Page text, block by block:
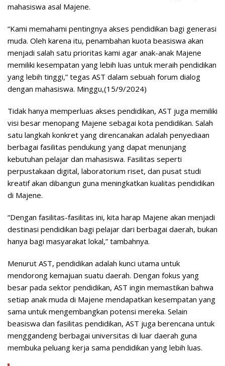
mahasiswa asal Majene.
“Kami memahami pentingnya akses pendidikan bagi generasi
muda. Oleh karena itu, penambahan kuota beasiswa akan
menjadi salah satu prioritas kami agar anak-anak Majene
memiliki kesempatan yang lebih luas untuk meraih pendidikan
yang lebih tinggi,” tegas AST dalam sebuah forum dialog
dengan mahasiswa. Minggu,(15/9/2024)
Tidak hanya memperluas akses pendidikan, AST juga memiliki
visi besar menopang Majene sebagai kota pendidikan. Salah
satu langkah konkret yang direncanakan adalah penyediaan
berbagai fasilitas pendukung yang dapat menunjang
kebutuhan pelajar dan mahasiswa. Fasilitas seperti
perpustakaan digital, laboratorium riset, dan pusat studi
kreatif akan dibangun guna meningkatkan kualitas pendidikan
di Majene.
“Dengan fasilitas-fasilitas ini, kita harap Majene akan menjadi
destinasi pendidikan bagi pelajar dari berbagai daerah, bukan
hanya bagi masyarakat lokal,” tambahnya.
Menurut AST, pendidikan adalah kunci utama untuk
mendorong kemajuan suatu daerah. Dengan fokus yang
besar pada sektor pendidikan, AST ingin memastikan bahwa
setiap anak muda di Majene mendapatkan kesempatan yang
sama untuk mengembangkan potensi mereka. Selain
beasiswa dan fasilitas pendidikan, AST juga berencana untuk
menggandeng berbagai universitas di luar daerah guna
membuka peluang kerja sama pendidikan yang lebih luas.